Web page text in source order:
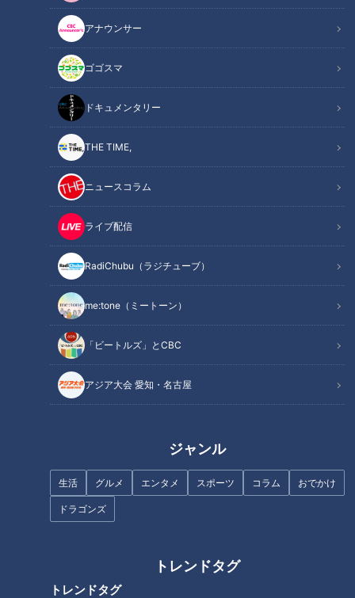
アナウンサー
ゴゴスマ
ドキュメンタリー
THE TIME,
ニュースコラム
ライブ配信
RadiChubu（ラジチューブ）
me:tone（ミートーン）
「ビートルズ」とCBC
アジア大会 愛知・名古屋
ジャンル
生活 グルメ エンタメ スポーツ コラム おでかけ
ドラゴンズ
トレンドタグ
トレンドタグ
この記事の画像を見る
この記事を見たあなたへのおすすめ
東海地方のやりすぎインパクト
めしを徹底紹介！3D海鮮丼＆大
人版お子様ランチタワー＆究極
の石焼きカツカレー
【太田×石井のデララバ】大人
【春のお出かけWEEK】大阪・
関西万博！万博ついでに関西
旅！【チャント！】
【道クイズSP】おもしろ地理運
営の道マニア・かずまるから出
【棚橋式筋トレ講座】夏に向け
旅！【くらしエンタメ】